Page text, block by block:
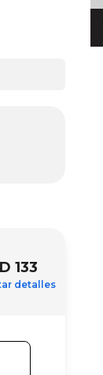
133
detalles